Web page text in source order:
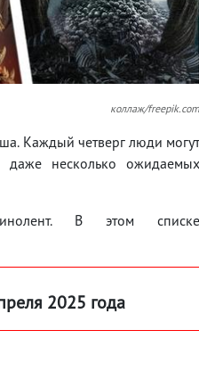
коллаж/freepik.com
Каждый четверг люди могут
даже несколько ожидаемых
В этом списке
2025 года